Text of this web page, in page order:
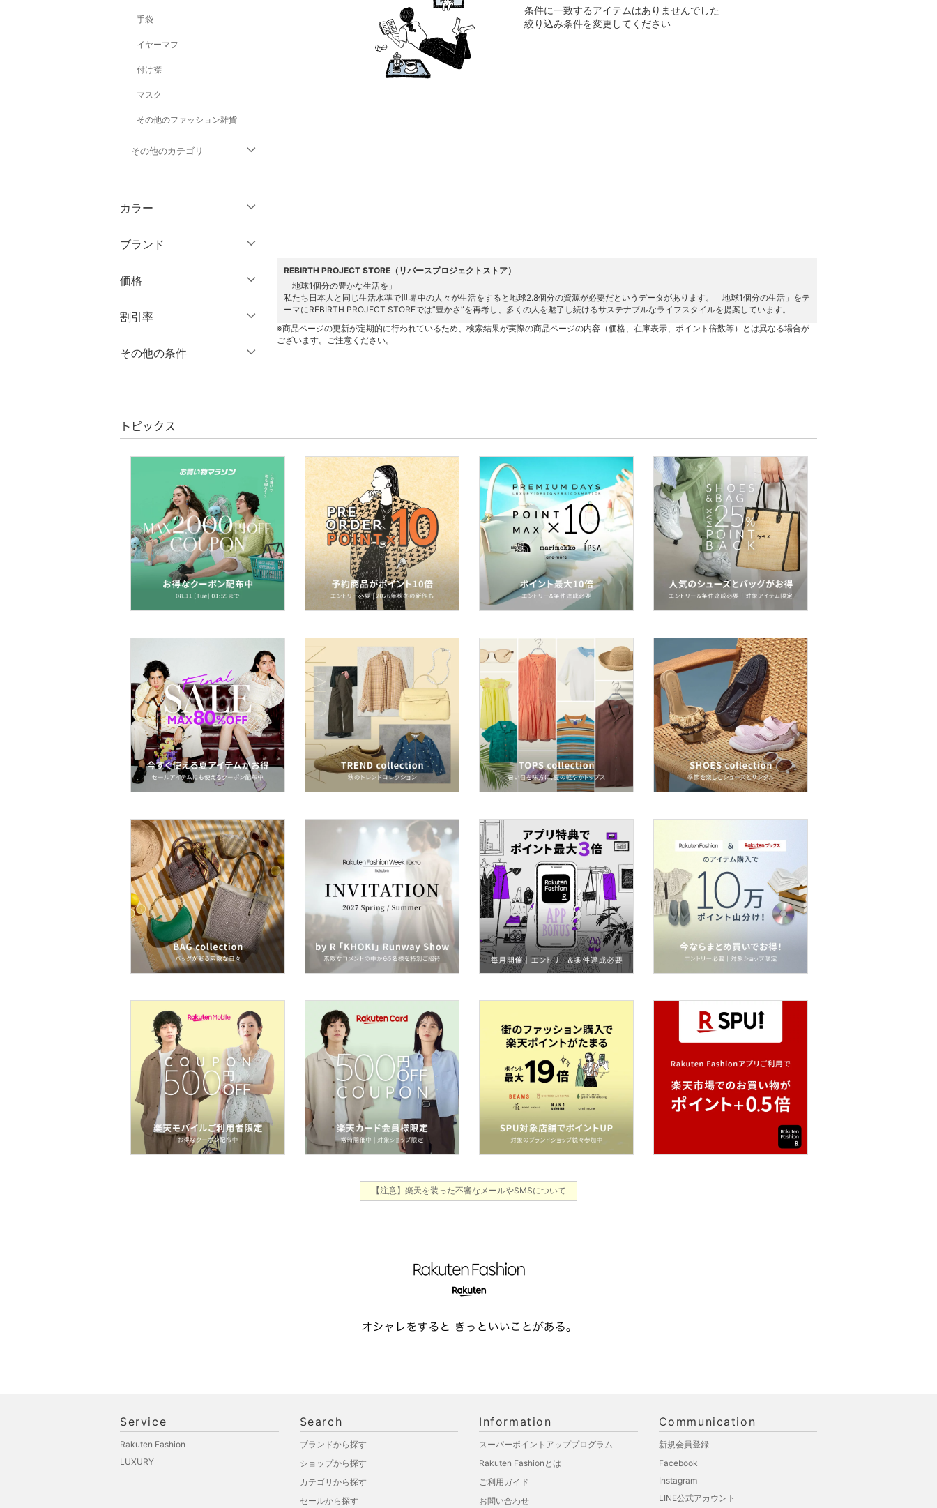
手袋
イヤーマフ
付け襟
マスク
その他のファッション雑貨
その他のカテゴリ
ジャケット・アウター
パンツ
ワンピース・ドレス
スカート
オールインワン・オーバ
ーオール
シューズ・靴
インナー・ルームウェア
靴下・レッグウェア
アクセサリー・腕時計
財布・ポーチ・ケース
ー用品
スーツ・フォーマル
水着・スイムグッズ
着物・浴衣・和装小物
ベースメイク
メイクアップ
ネイル
ボディケア・オーラルケ
フレグランス
メイク道具・美容器具
コフレ・キット・セット
食器・調理器具・キッチ
ン用品
インテリア・生活雑貨
カラー
クリア
ブランド
価格
絞り込み
割引率
％OFF～ ％OFF
その他の条件
クリア 絞り込み
条件に一致するアイテムはありませんでした
絞り込み条件を変更してください
REBIRTH PROJECT STORE（リバースプロジェクトストア）
「地球1個分の豊かな生活を」
私たち日本人と同じ生活水準で世界中の人々が生活をすると地球2.8個分の資源が必要だというデータがあります。「地球1個分の生活」をテ
ーマにREBIRTH PROJECT STOREでは”豊かさ”を再考し、多くの人を魅了し続けるサステナブルなライフスタイルを提案しています。
※商品ページの更新が定期的に行われているため、検索結果が実際の商品ページの内容（価格、在庫表示、ポイント倍数等）とは異なる場合が
ございます。ご注意ください。
トピックス
【注意】楽天を装った不審なメールやSMSについて
Service
Rakuten Fashion
LUXURY
Search
ブランドから探す
ショップから探す
カテゴリから探す
セールから探す
Information
スーパーポイントアッププログラム
Rakuten Fashionとは
ご利用ガイド
お問い合わせ
Communication
新規会員登録
Facebook
Instagram
LINE公式アカウント